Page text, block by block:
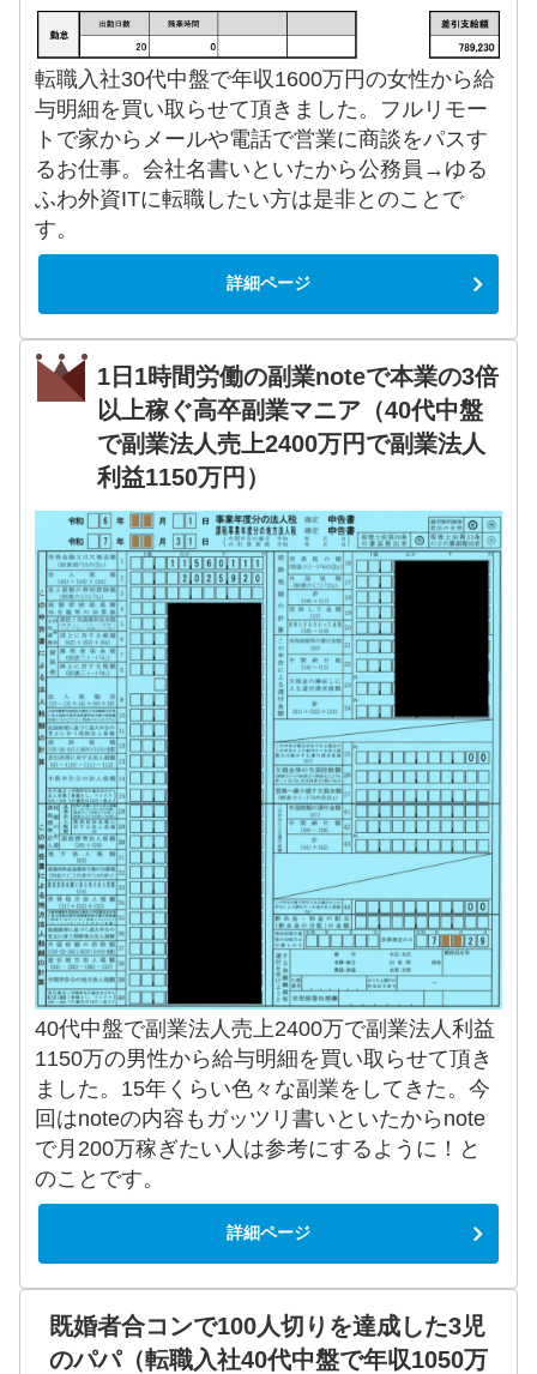
転職入社30代中盤で年収1600万円の女性から給
与明細を買い取らせて頂きました。フルリモー
トで家からメールや電話で営業に商談をパスす
るお仕事。会社名書いといたから公務員→ゆる
ふわ外資ITに転職したい方は是非とのことで
す。
詳細ページ
1日1時間労働の副業noteで本業の3倍
以上稼ぐ高卒副業マニア（40代中盤
で副業法人売上2400万円で副業法人
利益1150万円）
40代中盤で副業法人売上2400万で副業法人利益
1150万の男性から給与明細を買い取らせて頂き
ました。15年くらい色々な副業をしてきた。今
回はnoteの内容もガッツリ書いといたからnote
で月200万稼ぎたい人は参考にするように！と
のことです。
詳細ページ
既婚者合コンで100人切りを達成した3児
のパパ（転職入社40代中盤で年収1050万